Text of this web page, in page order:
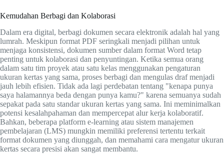
Kemudahan Berbagi dan Kolaborasi
Dalam era digital, berbagi dokumen secara elektronik adalah hal yang
lumrah. Meskipun format PDF seringkali menjadi pilihan untuk
menjaga konsistensi, dokumen sumber dalam format Word tetap
penting untuk kolaborasi dan penyuntingan. Ketika semua orang
dalam satu tim proyek atau satu kelas menggunakan pengaturan
ukuran kertas yang sama, proses berbagi dan mengulas draf menjadi
jauh lebih efisien. Tidak ada lagi perdebatan tentang "kenapa punya
saya halamannya beda dengan punya kamu?" karena semuanya sudah
sepakat pada satu standar ukuran kertas yang sama. Ini meminimalkan
potensi kesalahpahaman dan mempercepat alur kerja kolaboratif.
Bahkan, beberapa platform e-learning atau sistem manajemen
pembelajaran (LMS) mungkin memiliki preferensi tertentu terkait
format dokumen yang diunggah, dan memahami cara mengatur ukuran
kertas secara presisi akan sangat membantu.